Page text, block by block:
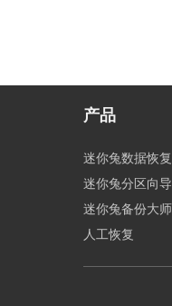
产品
迷你兔数据恢复
迷你兔分区向导
迷你兔备份大师
人工恢复